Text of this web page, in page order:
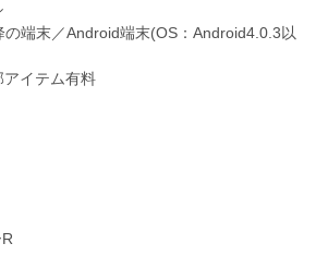
端末／Android端末(OS：Android4.0.3以
イテム有料